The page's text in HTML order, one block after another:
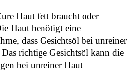
Haut fett braucht oder
Haut benötigt eine
dass Gesichtsöl bei unreiner
richtige Gesichtsöl kann die
bei unreiner Haut